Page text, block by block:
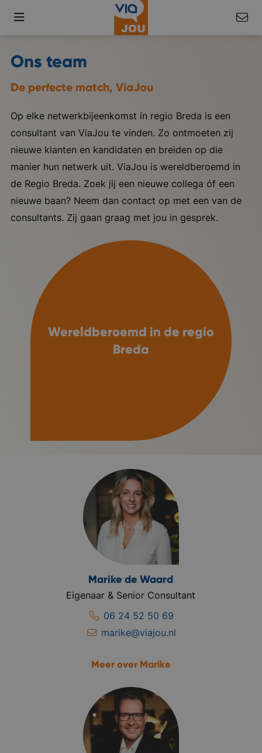
Ons team
De perfecte match, ViaJou
Op elke netwerkbijeenkomst in regio Breda is een
consultant van ViaJou te vinden. Zo ontmoeten zij
nieuwe klanten en kandidaten en breiden op die
manier hun netwerk uit. ViaJou is wereldberoemd in
de Regio Breda. Zoek jij een nieuwe collega óf een
nieuwe baan? Neem dan contact op met een van de
consultants. Zij gaan graag met jou in gesprek.
Wereldberoemd in de regio
Breda
Marike de Waard
Eigenaar & Senior Consultant
06 24 52 50 69
marike@viajou.nl
Meer over Marike